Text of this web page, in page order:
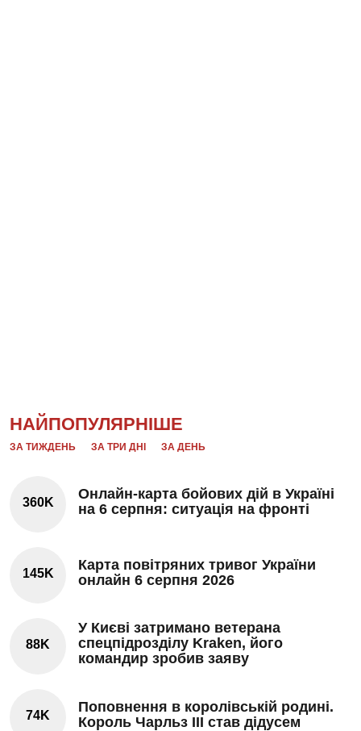
НАЙПОПУЛЯРНІШЕ
ЗА ТИЖДЕНЬ ЗА ТРИ ДНІ ЗА ДЕНЬ
360K
Онлайн-карта бойових дій в Україні
на 6 серпня: ситуація на фронті
145K
Карта повітряних тривог України
онлайн 6 серпня 2026
88K
У Києві затримано ветерана
спецпідрозділу Kraken, його
командир зробив заяву
74K
Поповнення в королівській родині.
Король Чарльз III став дідусем